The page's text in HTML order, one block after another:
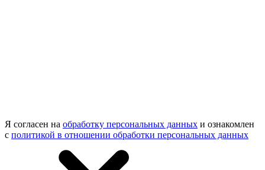
Я согласен на обработку персональных данных и ознакомлен
с политикой в отношении обработки персональных данных